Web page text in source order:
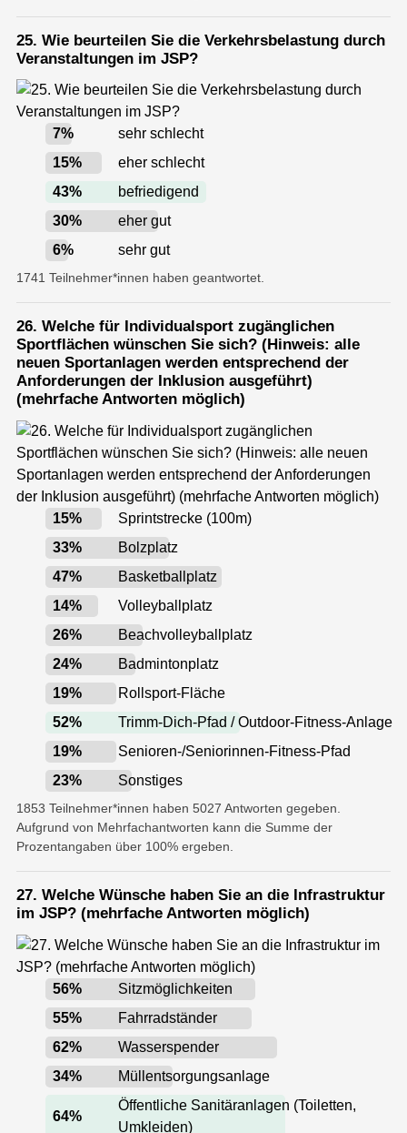
25. Wie beurteilen Sie die Verkehrsbelastung durch
Veranstaltungen im JSP?
7%
sehr schlecht
15%
eher schlecht
43%
befriedigend
30%
eher gut
6% sehr gut
1741 Teilnehmer*innen haben geantwortet.
26. Welche für Individualsport zugänglichen
Sportflächen wünschen Sie sich? (Hinweis: alle
neuen Sportanlagen werden entsprechend der
Anforderungen der Inklusion ausgeführt)
(mehrfache Antworten möglich)
15%
Sprintstrecke (100m)
33%
Bolzplatz
47%
Basketballplatz
14%
Volleyballplatz
26%
Beachvolleyballplatz
24%
Badmintonplatz
19%
Rollsport-Fläche
52%
Trimm-Dich-Pfad / Outdoor-Fitness-Anlage
19%
Senioren-/Seniorinnen-Fitness-Pfad
23% Sonstiges
1853 Teilnehmer*innen haben 5027 Antworten gegeben.
Aufgrund von Mehrfachantworten kann die Summe der
Prozentangaben über 100% ergeben.
27. Welche Wünsche haben Sie an die Infrastruktur
im JSP? (mehrfache Antworten möglich)
56%
Sitzmöglichkeiten
55%
Fahrradständer
62%
Wasserspender
34% Müllentsorgungsanlage
64%
Öffentliche Sanitäranlagen (Toiletten,
Umkleiden)